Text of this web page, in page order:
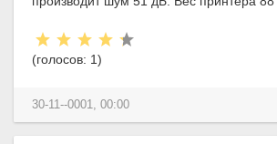
Рейтинг:
(голосов: 1)
30-11--0001, 00:00